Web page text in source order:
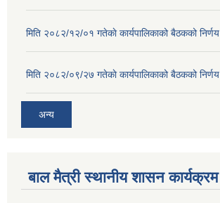
मिति २०८२/१२/०१ गतेकाे कार्यपालिकाको बैठकको निर्णय
मिति २०८२/०९/२७ गतेकाे कार्यपालिकाको बैठकको निर्णय
अन्य
बाल मैत्री स्थानीय शासन कार्यक्रम